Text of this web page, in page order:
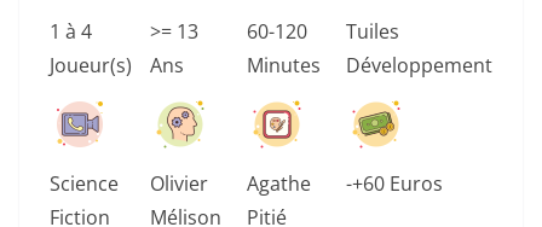
1 à 4
Joueur(s)
>= 13
Ans
60-120
Minutes
Tuiles
Développement
Science
Fiction
Olivier
Mélison
Agathe
Pitié
-+60 Euros